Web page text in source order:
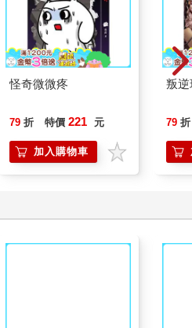
定自己的人生。英國身心障礙運
選擇生下五個孩子，部分目的是
。她說在她家，殘缺並不是障
想要親生的孩子。她說：「我也
就永遠不會懷孕、生子，一想到
產導致腦性麻痺，這不會遺傳，
神經病變，導致肌肉萎縮，骨骼
病的機率是五十％。卡帕西亞－
每人都有身心障礙，我、我的另
叔伯都有。如果孩子也得病，她
正常是主觀的，對我們來說，有
直身分，無疑確保了她的歸屬
了很多文章，承認自己和另一半
體有特殊障礙，但活得驕傲，家
痛不欲生，但痛苦不見得全源於
怪奇微微疼
79 折 特價 221 元
加入購物車
叛逆
79 折